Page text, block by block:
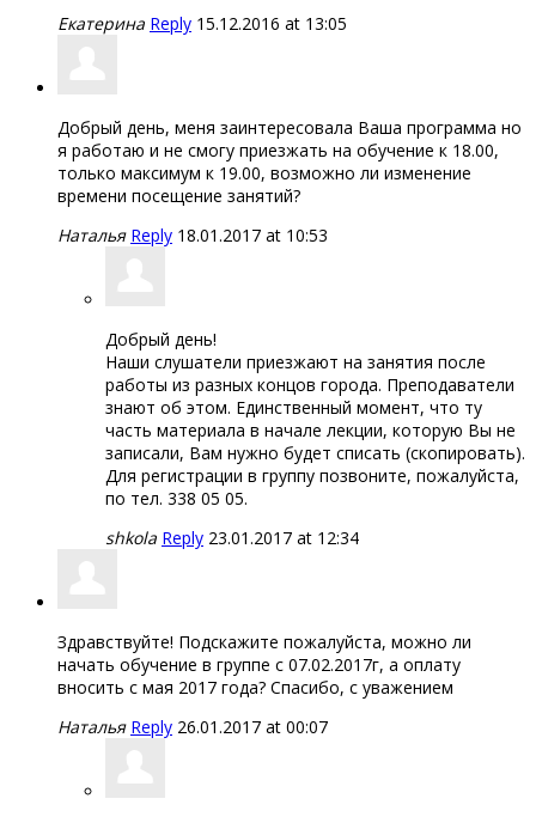
Екатерина Reply 15.12.2016 at 13:05
Добрый день, меня заинтересовала Ваша программа но
я работаю и не смогу приезжать на обучение к 18.00,
только максимум к 19.00, возможно ли изменение
времени посещение занятий?
Наталья Reply 18.01.2017 at 10:53
Добрый день!
Наши слушатели приезжают на занятия после
работы из разных концов города. Преподаватели
знают об этом. Единственный момент, что ту
часть материала в начале лекции, которую Вы не
записали, Вам нужно будет списать (скопировать).
Для регистрации в группу позвоните, пожалуйста,
по тел. 338 05 05.
shkola Reply 23.01.2017 at 12:34
Здравствуйте! Подскажите пожалуйста, можно ли
начать обучение в группе с 07.02.2017г, а оплату
вносить с мая 2017 года? Спасибо, с уважением
Наталья Reply 26.01.2017 at 00:07